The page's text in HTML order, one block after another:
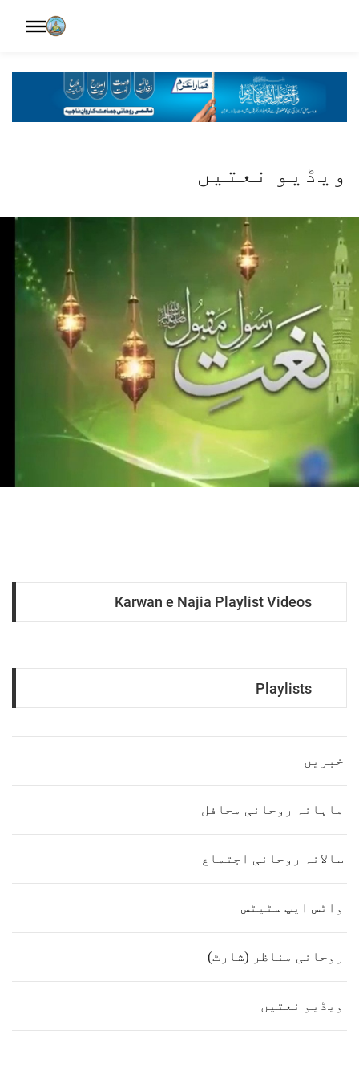
ویڈیو نعتیں
Karwan e Najia Playlist Videos
Playlists
خبریں
ماہانہ روحانی محافل
سالانہ روحانی اجتماع
واٹس ایپ سٹیٹس
روحانی مناظر (شارٹ)
ویڈیو نعتیں